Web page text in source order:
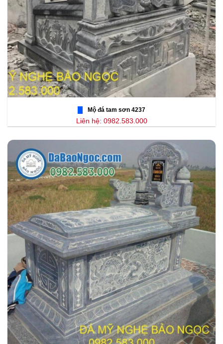
Mộ đá tam sơn 4237
Liên hệ: 0982.583.000